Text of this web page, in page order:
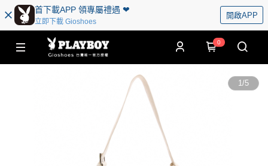
首下載APP 領專屬禮遇 ❤︎
立即下載 Gioshoes
開啟APP
0
1/5